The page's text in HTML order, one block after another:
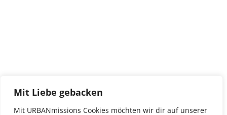
Mit Liebe gebacken
Mit URBANmissions Cookies möchten wir dir auf unserer